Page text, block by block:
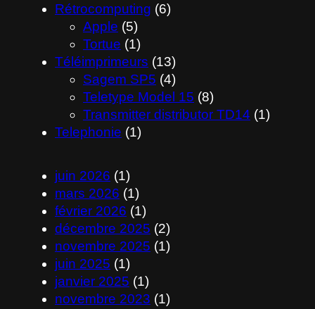
Rétrocomputing (6)
Apple (5)
Tortue (1)
Téléimprimeurs (13)
Sagem SP5 (4)
Teletype Model 15 (8)
Transmitter distributor TD14 (1)
Telephonie (1)
juin 2026 (1)
mars 2026 (1)
février 2026 (1)
décembre 2025 (2)
novembre 2025 (1)
juin 2025 (1)
janvier 2025 (1)
novembre 2023 (1)